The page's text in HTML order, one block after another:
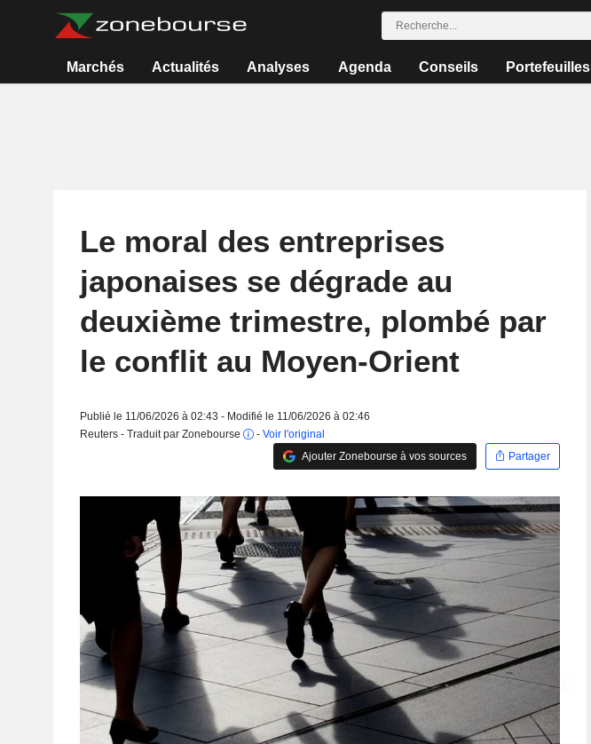
Marchés Actualités Analyses Agenda Conseils Portefeuilles
Le moral des entreprises
japonaises se dégrade au
deuxième trimestre, plombé par
le conflit au Moyen-Orient
Publié le 11/06/2026 à 02:43 - Modifié le 11/06/2026 à 02:46
Reuters - Traduit par Zonebourse
- Voir l'original
Ajouter Zonebourse à vos sources
Partager